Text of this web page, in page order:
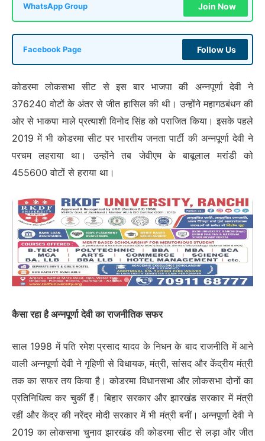
WhatsApp Group Join Now
Facebook Page Follow Us
कोडरमा लोकसभा सीट से इस बार भाजपा की अन्नपूर्णा देवी ने
376240 वोटों के अंतर से जीत हासिल की थी। उन्होंने महागठबंधन की
ओर से भाकपा माले प्रत्याशी विनोद सिंह को पराजित किया। इसके पहले
2019 में भी कोडरमा सीट पर भारतीय जनता पार्टी की अन्नपूर्णा देवी ने
परचम लहराया था। उन्होंने तब जेवीएम के बाबूलाल मरांडी को
455600 वोटों से हराया था।
कैसा रहा है अन्नपूर्णा देवी का राजनीतिक सफर
साल 1998 में पति रमेश प्रसाद यादव के निधन के बाद राजनीति में आने
वाली अन्नपूर्णा देवी ने गृहिणी से विधायक, मंत्री, सांसद और केंद्रीय मंत्री
तक का सफर तय किया है। कोडरमा विधानसभा और लोकसभा दोनों का
प्रतिनिधित्व कर चुकीं हैं। बिहार सरकार और झारखंड सरकार में मंत्री
रहीं और केंद्र की नरेंद्र मोदी सरकार में भी मंत्री बनीं। अन्नपूर्णा देवी ने
2019 का लोकसभा चुनाव झारखंड की कोडरमा सीट से लड़ा और जीत